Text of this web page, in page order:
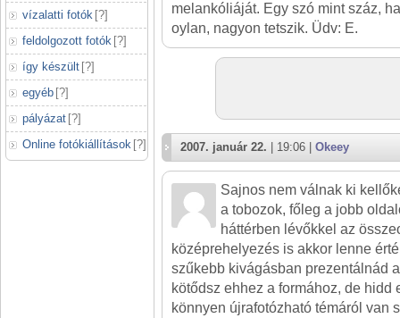
vízalatti fotók [?]
feldolgozott fotók [?]
így készült [?]
egyéb [?]
pályázat [?]
Online fotókiállítások [?]
melankóliáját. Egy szó mint száz,
oylan, nagyon tetszik. Üdv: E.
2007. január 22. | 19:06 | Okeey
Sajnos nem válnak ki
a tobozok, főleg a jobb
háttérben lévőkkel az
középrehelyezés is akkor lenne
szűkebb kivágásban prezentálnád
kötődsz ehhez a formához, de hidd
könnyen újrafotózható témáról van